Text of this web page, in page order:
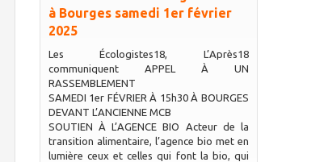
à Bourges samedi 1er février
2025
Les Écologistes18, L’Après18
communiquent APPEL À UN
RASSEMBLEMENT
SAMEDI 1er FÉVRIER À 15h30 À BOURGES
DEVANT L’ANCIENNE MCB
SOUTIEN À L’AGENCE BIO Acteur de la
transition alimentaire, l’agence bio met en
lumière ceux et celles qui font la bio, qui